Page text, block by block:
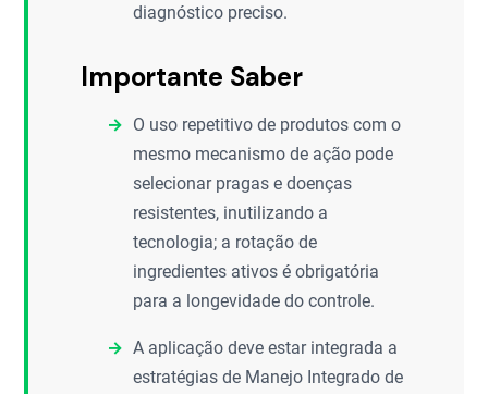
diagnóstico preciso.
Importante Saber
O uso repetitivo de produtos com o
mesmo mecanismo de ação pode
selecionar pragas e doenças
resistentes, inutilizando a
tecnologia; a rotação de
ingredientes ativos é obrigatória
para a longevidade do controle.
A aplicação deve estar integrada a
estratégias de Manejo Integrado de